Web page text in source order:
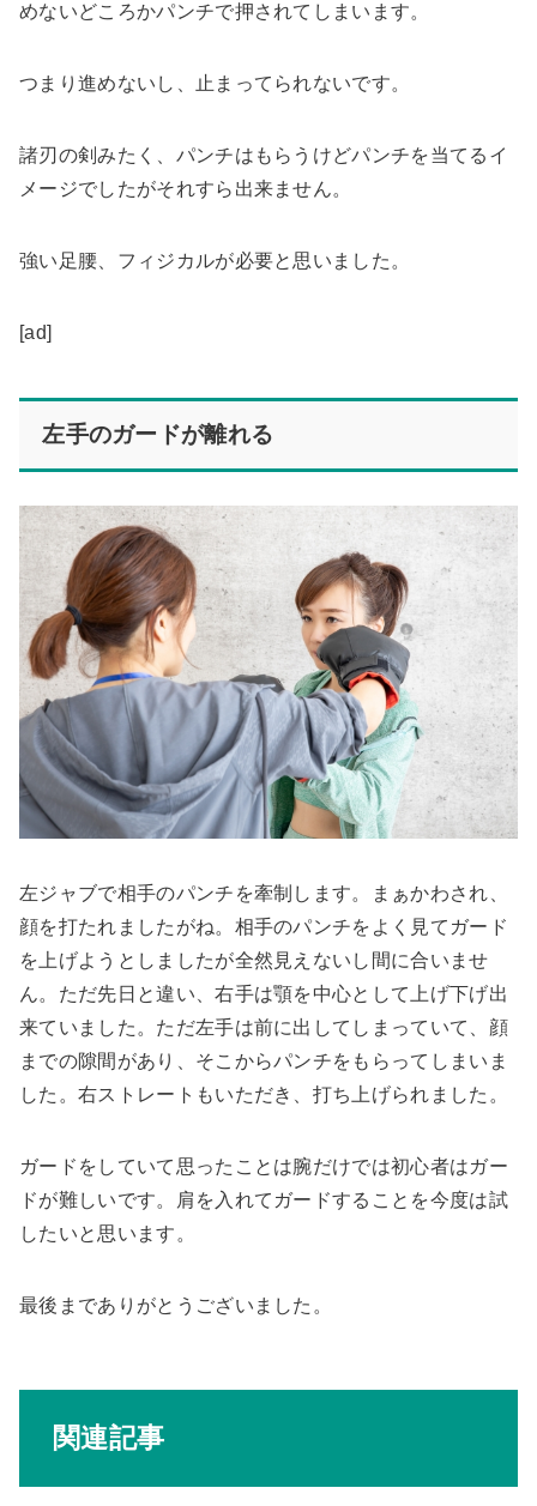
めないどころかパンチで押されてしまいます。
つまり進めないし、止まってられないです。
諸刃の剣みたく、パンチはもらうけどパンチを当てるイ
メージでしたがそれすら出来ません。
強い足腰、フィジカルが必要と思いました 。
[ad]
左手のガードが離れる
左ジャブで相手のパンチを牽制します。まぁかわされ、
顔を打たれましたがね。相手のパンチをよく見てガード
を上げようとしましたが全然見えないし間に合いませ
ん。ただ先日と違い、右手は顎を中心として上げ下げ出
来ていました。ただ左手は前に出してしまっていて、顔
までの隙間があり、そこからパンチをもらってしまいま
した。右ストレートもいただき、打ち上げられました。
ガードをしていて思ったことは腕だけでは初心者はガー
ドが難しいです。肩を入れてガードすることを今度は試
したいと思います。
最後までありがとうございました。
関連記事